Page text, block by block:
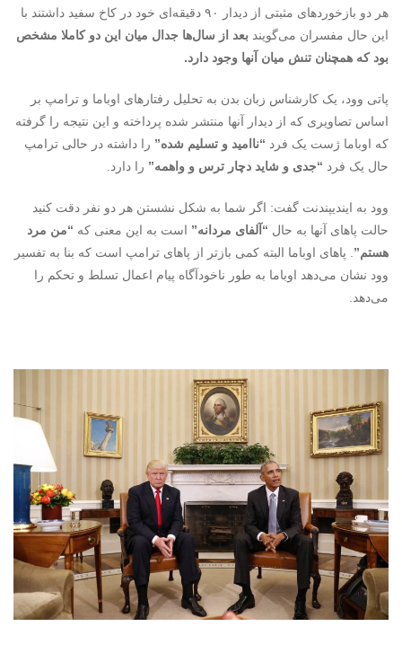
هر دو بازخوردهای مثبتی از دیدار ۹۰ دقیقه‌ای خود در کاخ سفید داشتند با
این حال مفسران می‌گویند بعد از سال‌ها جدال میان این دو کاملا مشخص
بود که همچنان تنش میان آنها وجود دارد.
پاتی وود، یک کارشناس زبان بدن به تحلیل رفتارهای اوباما و ترامپ بر
اساس تصاویری که از دیدار آنها منتشر شده پرداخته و این نتیجه را گرفته
که اوباما ژست یک فرد “ناامید و تسلیم شده” را داشته در حالی ترامپ
حال یک فرد “جدی و شاید دچار ترس و واهمه” را دارد.
وود به ایندیپندنت گفت: اگر شما به شکل نشستن هر دو نفر دقت کنید
حالت پاهای آنها به حال “آلفای مردانه” است به این معنی که “من مرد
هستم”. پاهای اوباما البته کمی بازتر از پاهای ترامپ است که بنا به تفسیر
وود نشان می‌دهد اوباما به طور ناخودآگاه پیام اعمال تسلط و تحکم را
می‌دهد.